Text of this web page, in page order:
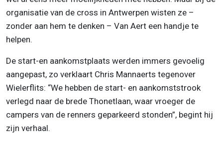
organisatie van de cross in Antwerpen wisten ze –
zonder aan hem te denken – Van Aert een handje te
helpen.
De start-en aankomstplaats werden immers gevoelig
aangepast, zo verklaart Chris Mannaerts tegenover
Wielerflits: “We hebben de start- en aankomststrook
verlegd naar de brede Thonetlaan, waar vroeger de
campers van de renners geparkeerd stonden”, begint hij
zijn verhaal.